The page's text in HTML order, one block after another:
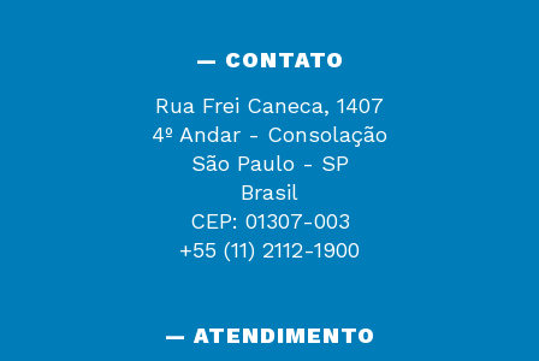
— CONTATO
Rua Frei Caneca, 1407
4º Andar - Consolação
São Paulo - SP
Brasil
CEP: 01307-003
+55 (11) 2112-1900
— ATENDIMENTO